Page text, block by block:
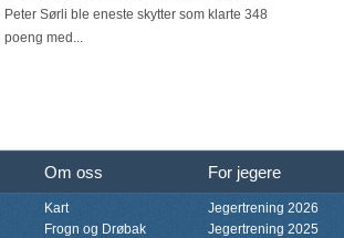
Peter Sørli ble eneste skytter som klarte 348
poeng med...
Om oss For jegere
Kart
Frogn og Drøbak
Jegertrening 2026
Jegertrening 2025